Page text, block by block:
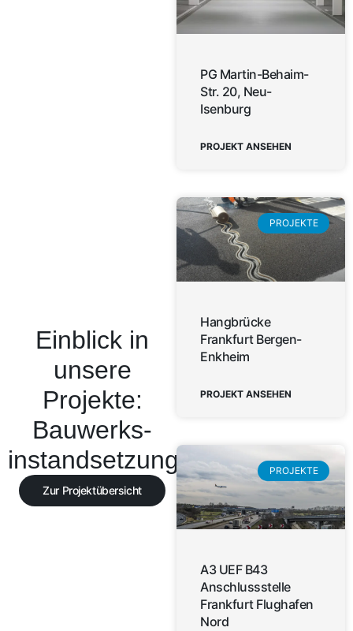
Einblick in
unsere
Projekte:
Bauwerks­
instandsetzung
Zur Projektübersicht
PG Martin-Behaim-
Str. 20, Neu-
Isenburg
PROJEKT ANSEHEN
PROJEKTE
Hangbrücke
Frankfurt Bergen-
Enkheim
PROJEKT ANSEHEN
PROJEKTE
A3 UEF B43
Anschlussstelle
Frankfurt Flughafen
Nord